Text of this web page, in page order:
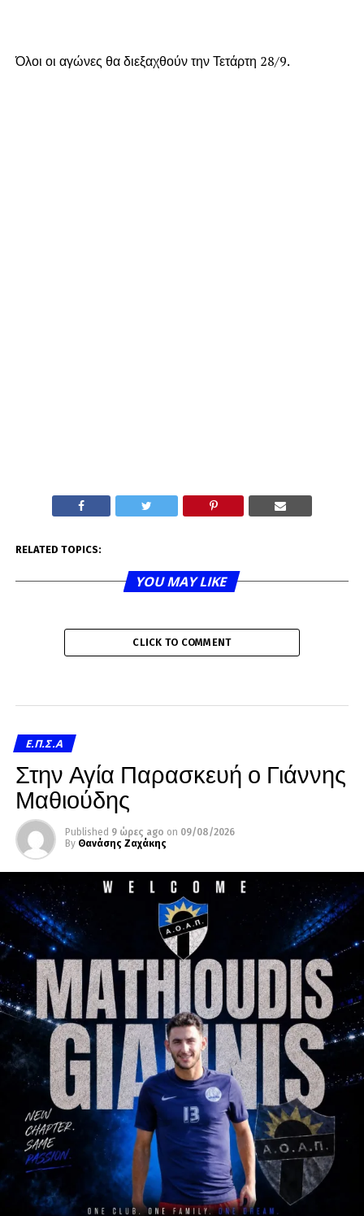
Όλοι οι αγώνες θα διεξαχθούν την Τετάρτη 28/9.
RELATED TOPICS:
YOU MAY LIKE
CLICK TO COMMENT
Ε.Π.Σ.Α
Στην Αγία Παρασκευή ο Γιάννης
Μαθιούδης
Published 9 ώρες ago on 09/08/2026
By Θανάσης Ζαχάκης